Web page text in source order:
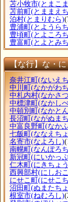
苫小牧市(とまこ
苫前町 (とままえ
泊村(とまりむら)
豊浦町 (とようら
豊頃町 (とよころ
豊富町 (とよとみ
【な行】な・
奈井江町 (ないえ
中川町 (なかがわ
中札内村(なかさ
中標津町 (なかし
中頓別町 (なかと
長沼町 (ながぬま
中富良野町 (なか
七飯町 (ななえち
名寄市(なよろし)
南幌町 (なんぽろ
新冠町 (にいかっ
仁木町 (にきちょ
西興部村(にしお
にせこ町 (にせこ
沼田町 (ぬまたち
根室市(ねむろし)